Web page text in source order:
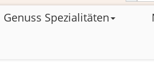
Genuss Spezialitäten